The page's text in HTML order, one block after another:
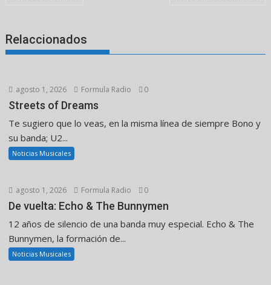
Relaccionados
agosto 1, 2026 Formula Radio 0
Streets of Dreams
Te sugiero que lo veas, en la misma línea de siempre Bono y
su banda; U2...
Noticias Musicales
agosto 1, 2026 Formula Radio 0
De vuelta: Echo & The Bunnymen
12 años de silencio de una banda muy especial. Echo & The
Bunnymen, la formación de...
Noticias Musicales